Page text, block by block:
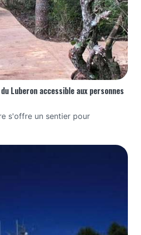
Luberon accessible aux personnes
s'offre un sentier pour